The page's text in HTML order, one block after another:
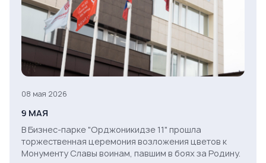
08 мая 2026
9 МАЯ
В Бизнес-парке "Орджоникидзе 11" прошла
торжественная церемония возложения цветов к
Монументу Славы воинам, павшим в боях за Родину.